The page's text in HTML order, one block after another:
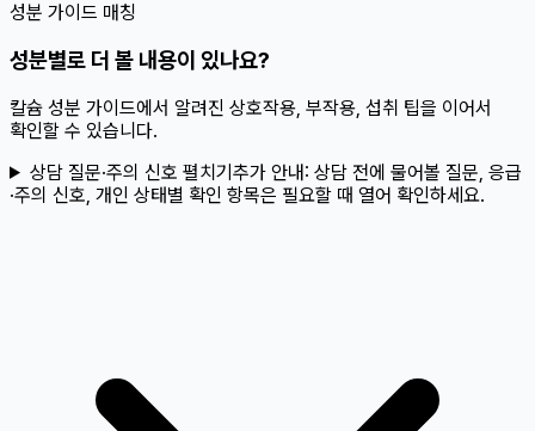
성분 가이드 매칭
성분별로 더 볼 내용이 있나요?
칼슘 성분 가이드에서 알려진 상호작용, 부작용, 섭취 팁을 이어서
확인할 수 있습니다.
상담 질문·주의 신호 펼치기추가 안내: 상담 전에 물어볼 질문, 응급
·주의 신호, 개인 상태별 확인 항목은 필요할 때 열어 확인하세요.